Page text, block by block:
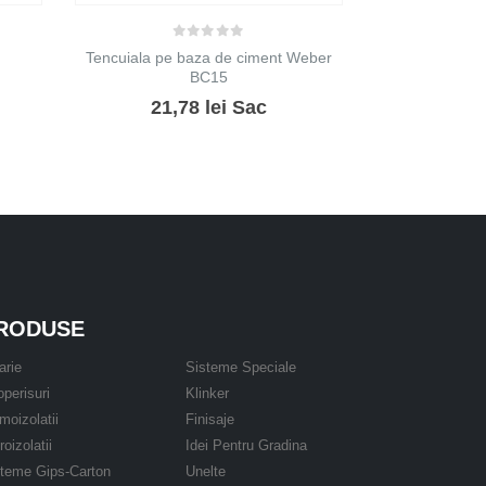
Tencuiala pe baza de ciment Weber
BC15
21,78 lei Sac
Gips-Carton
Sisteme Speciale
Klinker
Finisaje
Idei Pentru Gradina
Unelte